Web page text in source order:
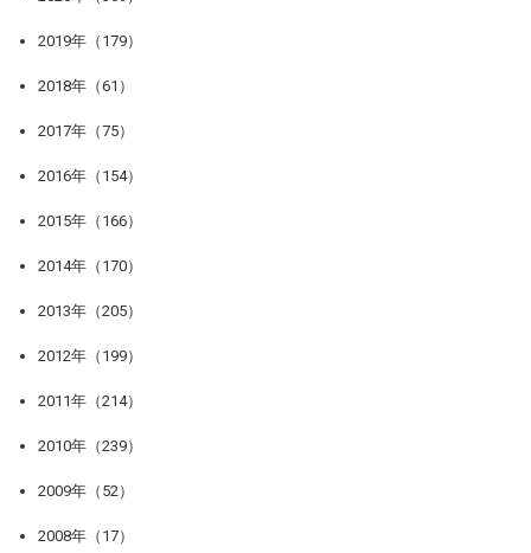
2019年（179）
2018年（61）
2017年（75）
2016年（154）
2015年（166）
2014年（170）
2013年（205）
2012年（199）
2011年（214）
2010年（239）
2009年（52）
2008年（17）